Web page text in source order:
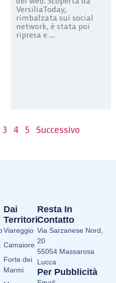
VersiliaToday,
rimbalzata sui social
network, è stata poi
ripresa e ...
3 4 5 Successivo
Dai
Territori
Viareggio
Camaiore
Forte dei
Marmi
Resta In
Contatto
Via Sarzanese Nord,
20
55054 Massarosa
Lucca
Per Pubblicità